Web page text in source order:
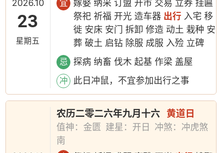
2026.10
23
星期五
宜
嫁娶 纳采 订盟 开市 交易 立券 挂匾
祭祀 祈福 开光 造车器 出行 入宅 移
徙 安床 安门 拆卸 修造 动土 栽种 安
葬 破土 启钻 除服 成服 入殓 立碑
忌 探病 纳畜 伐木 起基 作梁 盖屋
冲 此日冲鼠，不宜参加出行之事
农历二零二六年九月十六 黄道日
值神：金匮 建星：开日
冲煞：冲虎煞
南